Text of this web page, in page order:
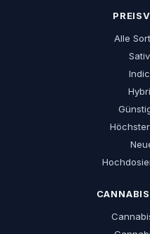
Alle